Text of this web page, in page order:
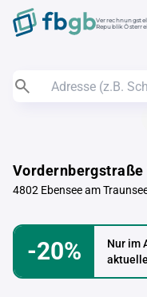
Republik
Vordernbergstraße
4802 Ebensee am
-20%
Nur im